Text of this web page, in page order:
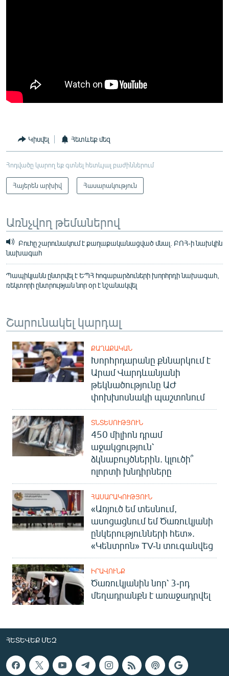
Կիսվել Հետևեք մեզ
Հոդվածը կարող եք գտնել հետևյալ բաժիններում
Հայերեն արխիվ Հասարակություն
Առնչվող թեմաներով
Բուհը շարունակում է քաղաքականացված մնալ. ԲՈՀ-ի նախկին
նախագահ
Պապիկյանն ընտրվել է ԵՊՀ հոգաբարձուների խորհրդի նախագահ,
ռեկտորի ընտրության նոր օր է նշանակվել
Շարունակել կարդալ
ՔԱՂԱՔԱԿԱՆ
Խորհրդարանը քննարկում է
Արամ Վարդևանյանի
թեկնածությունը ԱԺ
փոխխոսնակի պաշտոնում
ՏՆՏԵՍՈՒԹՅՈՒՆ
450 միլիոն դրամ
աջակցություն՝
ձկնաբույծներին. կլուծի՞
ոլորտի խնդիրները
ՀԱՍԱՐԱԿՈՒԹՅՈՒՆ
«Առյուծ եմ տեսնում,
ասոցացնում եմ Ծառուկյանի
ընկերությունների հետ».
«Կենտրոն» TV-ն տուգանվեց
ԻՐԱՎՈՒՆՔ
Ծառուկյանին նոր՝ 3-րդ
մեղադրանքն է առաջադրվել
ՀԵՏԵՎԵՔ ՄԵԶ